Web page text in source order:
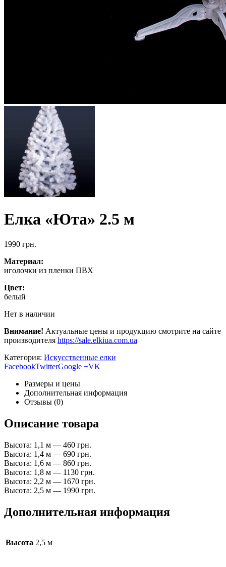
Елка «Юта» 2.5 м
1990 грн.
Материал:
иголочки из пленки ПВХ
Цвет:
белый
Нет в наличии
Внимание! Актуальные цены и продукцию смотрите на сайте
производителя https://sale.elkiua.com.ua
Категория: Искусственные елки
FacebookTwitterGoogle +VK
Размеры и цены
Дополнительная информация
Отзывы (0)
Описание товара
Высота: 1,1 м — 460 грн.
Высота: 1,4 м — 690 грн.
Высота: 1,6 м — 860 грн.
Высота: 1,8 м — 1130 грн.
Высота: 2,2 м — 1670 грн.
Высота: 2,5 м — 1990 грн.
Дополнительная информация
Высота 2,5 м